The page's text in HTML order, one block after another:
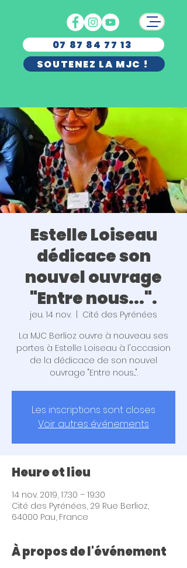
07 87 84 77 13
SOUTENEZ LA MJC !
Estelle Loiseau
dédicace son
nouvel ouvrage
"Entre nous...".
jeu. 14 nov.
Cité des Pyrénées
La MJC Berlioz ouvre à nouveau ses
portes à Estelle Loiseau à l'occasion
de la dédicace de son nouvel
ouvrage "Entre nous...".
Les inscriptions sont closes
Voir autres événements
Heure et lieu
14 nov. 2019, 17:30 – 19:30
Cité des Pyrénées, 29 Rue Berlioz,
64000 Pau, France
À propos de l'événement